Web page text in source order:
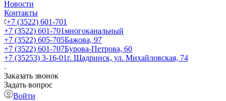
Новости
Контакты
+7 (3522) 601-701
+7 (3522) 601-701многоканальный
+7 (3522) 605-705Бажова, 97
+7 (3522) 601-707Бурова-Петрова, 60
+7 (35253) 3-16-01г. Шадринск, ул. Михайловская, 74
Заказать звонок
Задать вопрос
Войти